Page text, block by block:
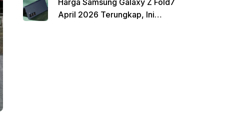
Harga Samsung Galaxy Z Fold7
April 2026 Terungkap, Ini